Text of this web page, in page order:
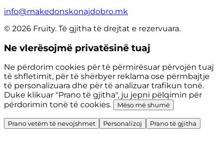
info@makedonskonajdobro.mk
© 2026 Fruity. Të gjitha të drejtat e rezervuara.
Ne vlerësojmë privatësinë tuaj
Ne përdorim cookies për të përmirësuar përvojën tuaj
të shfletimit, për të shërbyer reklama ose përmbajtje
të personalizuara dhe për të analizuar trafikun tonë.
Duke klikuar "Prano të gjitha", ju jepni pëlqimin për
përdorimin tonë të cookies.
Mëso më shumë
Prano vetëm të nevojshmet Personalizoj Prano të gjitha